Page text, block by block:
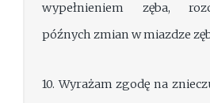
wypełnieniem zęba,
późnych zmian w miazdze
10. Wyrażam zgodę na